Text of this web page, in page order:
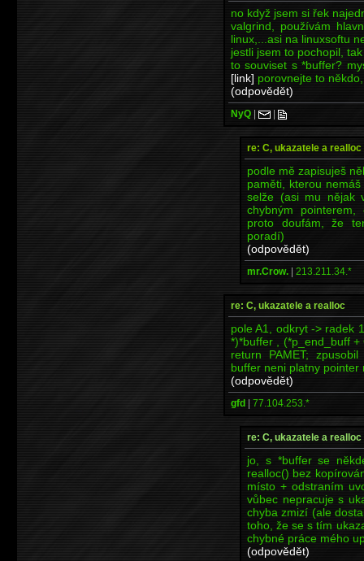
no když jsem si řek
valgrind, používám
linux,...asi na linuxsoftu
jestli jsem to pochopil,
to souviset s *buffer?
[link] porovnejte to
(odpovědět)
NyQ | |
re: C, ukazatele a realloc
podle mě zapisuješ
paměti, kterou
selže (asi mu nějak
chybným
proto doufám, že
poradí)
(odpovědět)
mr.Crow. | 213.211.34.*
re: C, ukazatele a realloc
pole A1, odkryt -> radek
*)*buffer , (*p_end_buff
return PAMET;
buffer neni platny
(odpovědět)
gfd | 77.104.253.*
re: C, ukazatele a realloc
jo, s *buffer se
realloc() bez
místo + odstraním
vůbec nepracuje s
chyba zmizí (ale
toho, že se s tím
chybné práce mého
(odpovědět)